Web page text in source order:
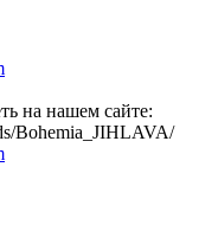
на нашем сайте:
Bohemia_JIHLAVA/